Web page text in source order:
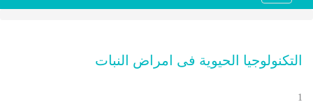
navigation
التكنولوجيا الحيوية فى امراض النبات
1